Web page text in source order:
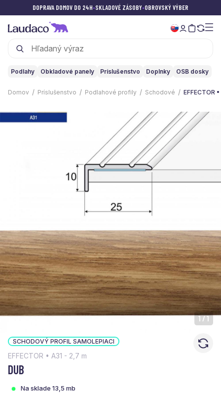
DOPRAVA DOMOV DO 24H•SKLADOVÉ ZÁSOBY•OBROVSKÝ VÝBER
Podlahy Obkladové panely Príslušenstvo Doplnky OSB dosky
Domov Príslušenstvo Podlahové profily Schodové EFFECTOR
1/1
SCHODOVÝ PROFIL SAMOLEPIACI
EFFECTOR • A31 - 2,7 m
DUB
Na sklade 13,5 mb